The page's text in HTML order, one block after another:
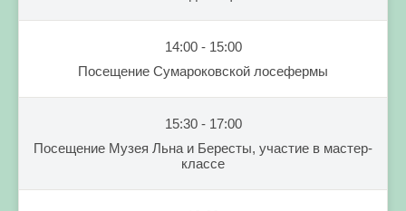
14:00 - 15:00
Посещение Сумароковской лосефермы
15:30 - 17:00
Посещение Музея Льна и Бересты, участие в мастер-
классе